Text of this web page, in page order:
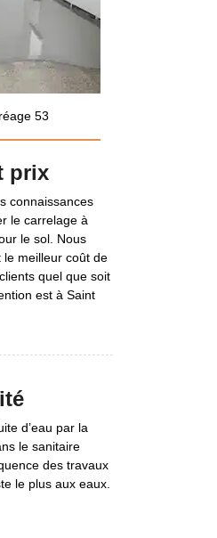
53
prix
connaissances
le carrelage à
le sol. Nous
le meilleur coût de
quel que soit
est à Saint
d’eau par la
le sanitaire
des travaux
le plus aux eaux.